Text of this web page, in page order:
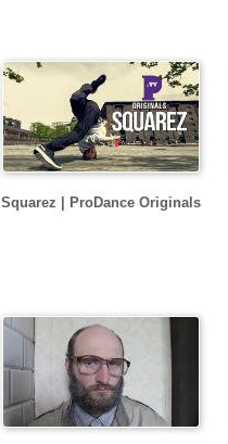
Squarez | ProDance Originals